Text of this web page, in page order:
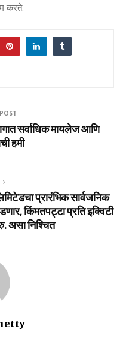
करते.
सर्वाधिक मायलेज आणि
हमी
प्रारंभिक सार्वजनिक
किंमतपट्टा प्रति इक्विटी
असा निश्चित